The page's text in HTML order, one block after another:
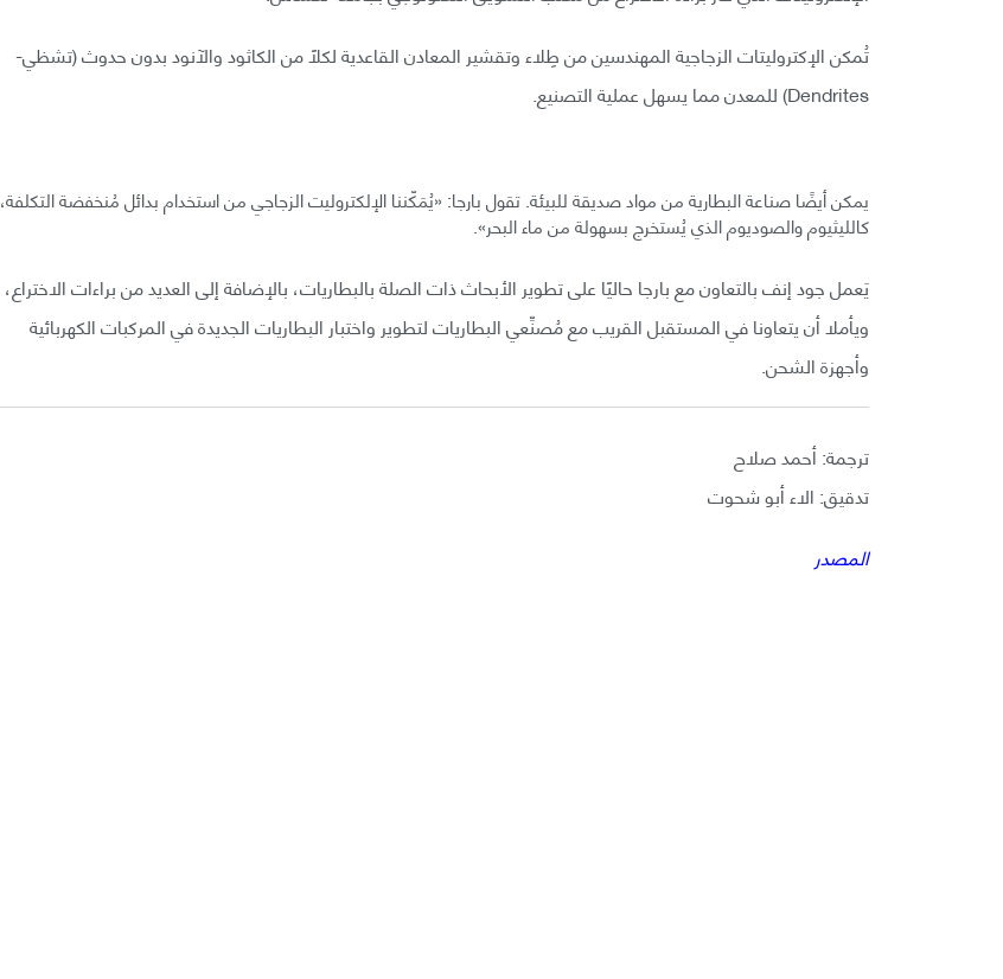
تُمكن الإكتروليتات الزجاجية المهندسين من طِلاء وتقشير المعادن القاعدية لكلًا من الكاثود والآنود بدون حدوث (تشظي-
Dendrites) للمعدن مما يسهل عملية التصنيع.
يمكن أيضًا صناعة البطارية من مواد صديقة للبيئة. تقول بارجا: «يُمَكّننا الإلكتروليت الزجاجي من استخدام بدائل مُنخفضة التكلفة،
كالليثيوم والصوديوم الذي يُستخرج بسهولة من ماء البحر».
يَعمل جود إنف بالتعاون مع بارجا حاليًا على تطوير الأبحاث ذات الصلة بالبطاريات، بالإضافة إلى العديد من براءات الاختراع،
ويأملا أن يتعاونا في المستقبل القريب مع مُصنِّعي البطاريات لتطوير واختبار البطاريات الجديدة في المركبات الكهربائية
وأجهزة الشحن.
ترجمة: أحمد صلاح
تدقيق: الاء أبو شحوت
المصدر